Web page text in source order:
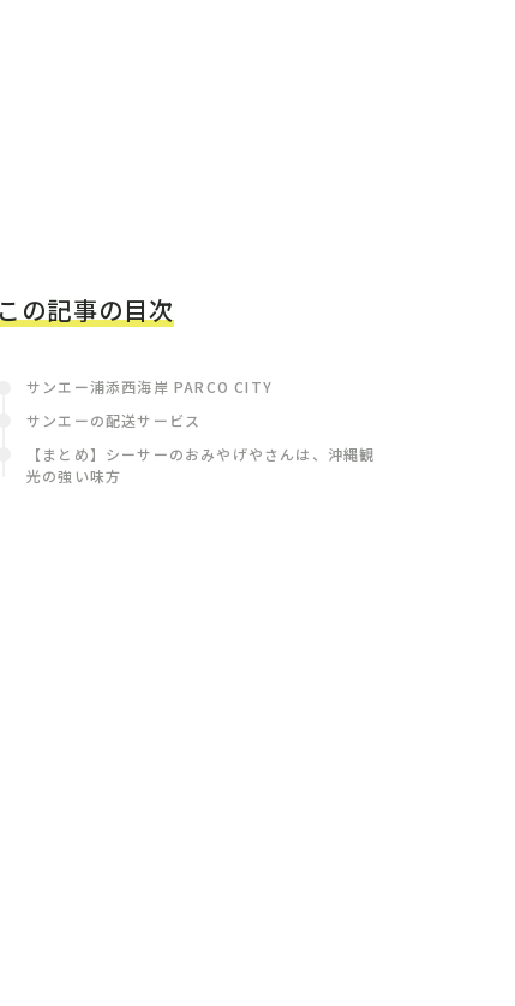
この記事の目次
サンエー浦添西海岸 PARCO CITY
サンエーの配送サービス
【まとめ】シーサーのおみやげやさんは、沖縄観
光の強い味方